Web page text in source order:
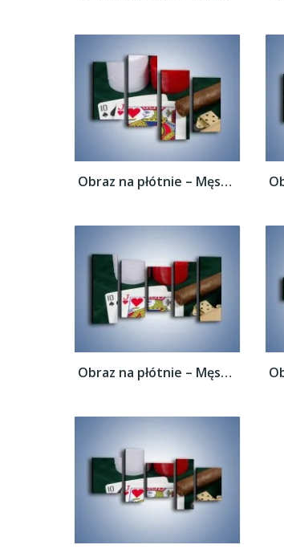
Obraz na płótnie – Męski świat hazardu –...
Obraz na płótnie – Męski świat hazardu –...